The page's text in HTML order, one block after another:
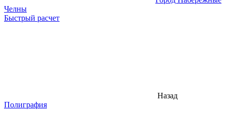
Челны
Быстрый расчет
Назад
Полиграфия